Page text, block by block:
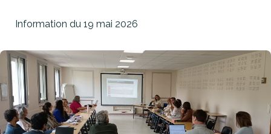
Information du 19 mai 2026